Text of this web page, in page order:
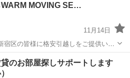
WARM MOVING SE…
11月14日
区の皆様に格安引越しをご提供いた
客様の「あれこれ」お聞かせください😊✨ WARMのスタッフはベテ...
引っ越し 無料
貸のお部屋探しサポートします